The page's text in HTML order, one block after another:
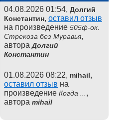
04.08.2026 01:54, Долгий
Константин, оставил отзыв
на произведение 505ф-ок.
Стрекоза без Муравья,
автораДолгий
Константин
01.08.2026 08:22, mihail,
оставил отзыв на
произведение Когда ... ,
автора mihail